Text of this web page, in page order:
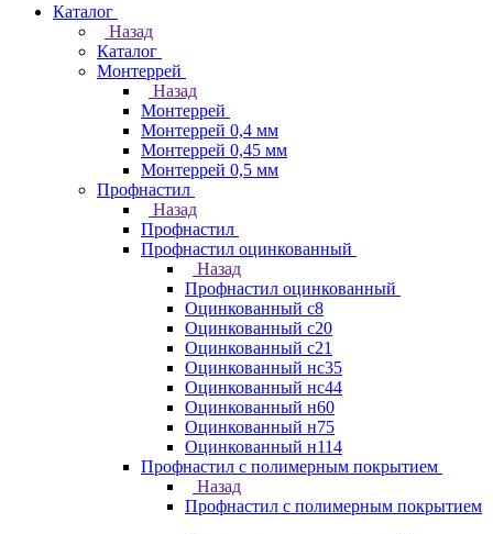
Каталог
Назад
Каталог
Монтеррей
Назад
Монтеррей
Монтеррей 0,4 мм
Монтеррей 0,45 мм
Монтеррей 0,5 мм
Профнастил
Назад
Профнастил
Профнастил оцинкованный
Назад
Профнастил оцинкованный
Оцинкованный с8
Оцинкованный с20
Оцинкованный с21
Оцинкованный нс35
Оцинкованный нс44
Оцинкованный н60
Оцинкованный н75
Оцинкованный н114
Профнастил с полимерным покрытием
Назад
Профнастил с полимерным покрытием